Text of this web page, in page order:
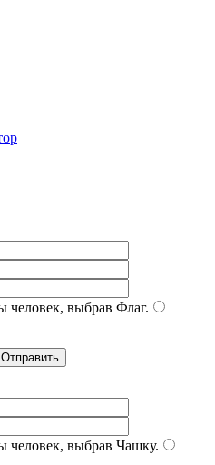
человек, выбрав Флаг.
человек, выбрав Чашку.